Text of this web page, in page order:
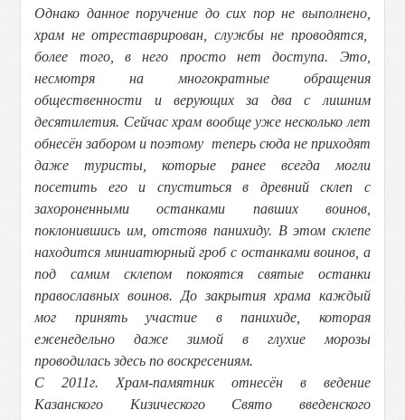
Однако данное поручение до сих пор не выполнено,
храм не отреставрирован, службы не проводятся,
более того, в него просто нет доступа. Это,
несмотря на многократные обращения
общественности и верующих за два с лишним
десятилетия. Сейчас храм вообще уже несколько лет
обнесён забором и поэтому теперь сюда не приходят
даже туристы, которые ранее всегда могли
посетить его и спуститься в древний склеп с
захороненными останками павших воинов,
поклонившись им, отстояв панихиду. В этом склепе
находится миниатюрный гроб с останками воинов, а
под самим склепом покоятся святые останки
православных воинов. До закрытия храма каждый
мог принять участие в панихиде, которая
еженедельно даже зимой в глухие морозы
проводилась здесь по воскресениям.
С 2011г. Храм-памятник отнесён в ведение
Казанского Кизического Свято введенского